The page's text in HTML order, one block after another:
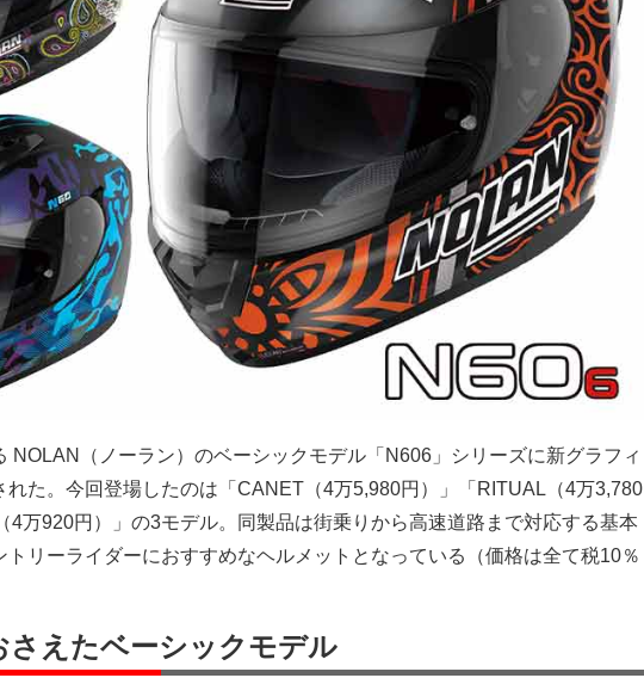
NOLAN（ノーラン）のベーシックモデル「N606」シリーズに新グラフィ
れた。今回登場したのは「CANET（4万5,980円）」「RITUAL（4万3,780
4万920円）」の3モデル。同製品は街乗りから高速道路まで対応する基本
トリーライダーにおすすめなヘルメットとなっている（価格は全て税10％
さえたベーシックモデル